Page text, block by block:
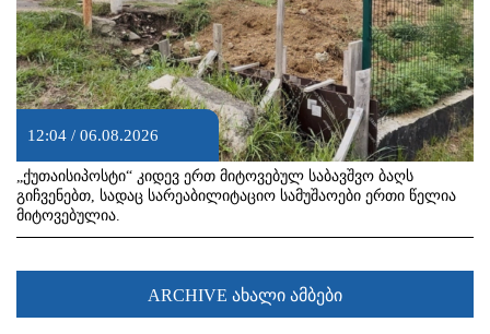
12:04 / 06.08.2026
„ქუთაისიპოსტი“ კიდევ ერთ მიტოვებულ საბავშვო ბაღს
გიჩვენებთ, სადაც სარეაბილიტაციო სამუშაოები ერთი წელია
მიტოვებულია.
ARCHIVE ახალი ამბები